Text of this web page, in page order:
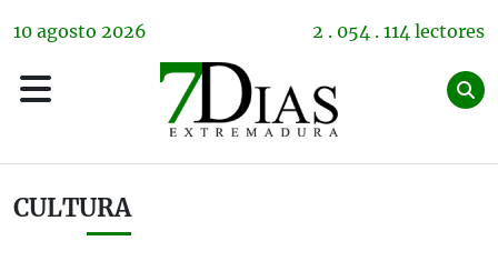
10 agosto 2026 2 . 054 . 114 lectores
CULTURA